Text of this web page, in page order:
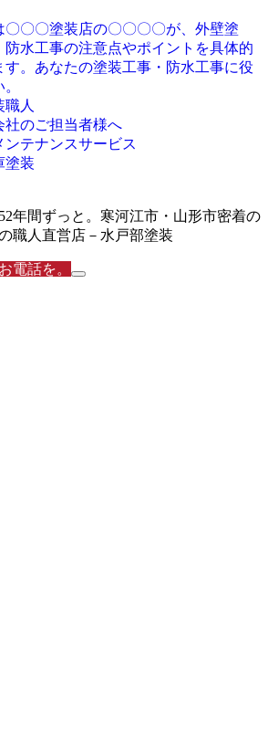
〇〇〇塗装店の〇〇〇〇が、外壁塗
防水工事の注意点やポイントを具体的
す。あなたの塗装工事・防水工事に役
人
社のご担当者様へ
テナンスサービス
塗装
年間ずっと。寒河江市・山形市密着の
職人直営店－水戸部塗装
電話を。